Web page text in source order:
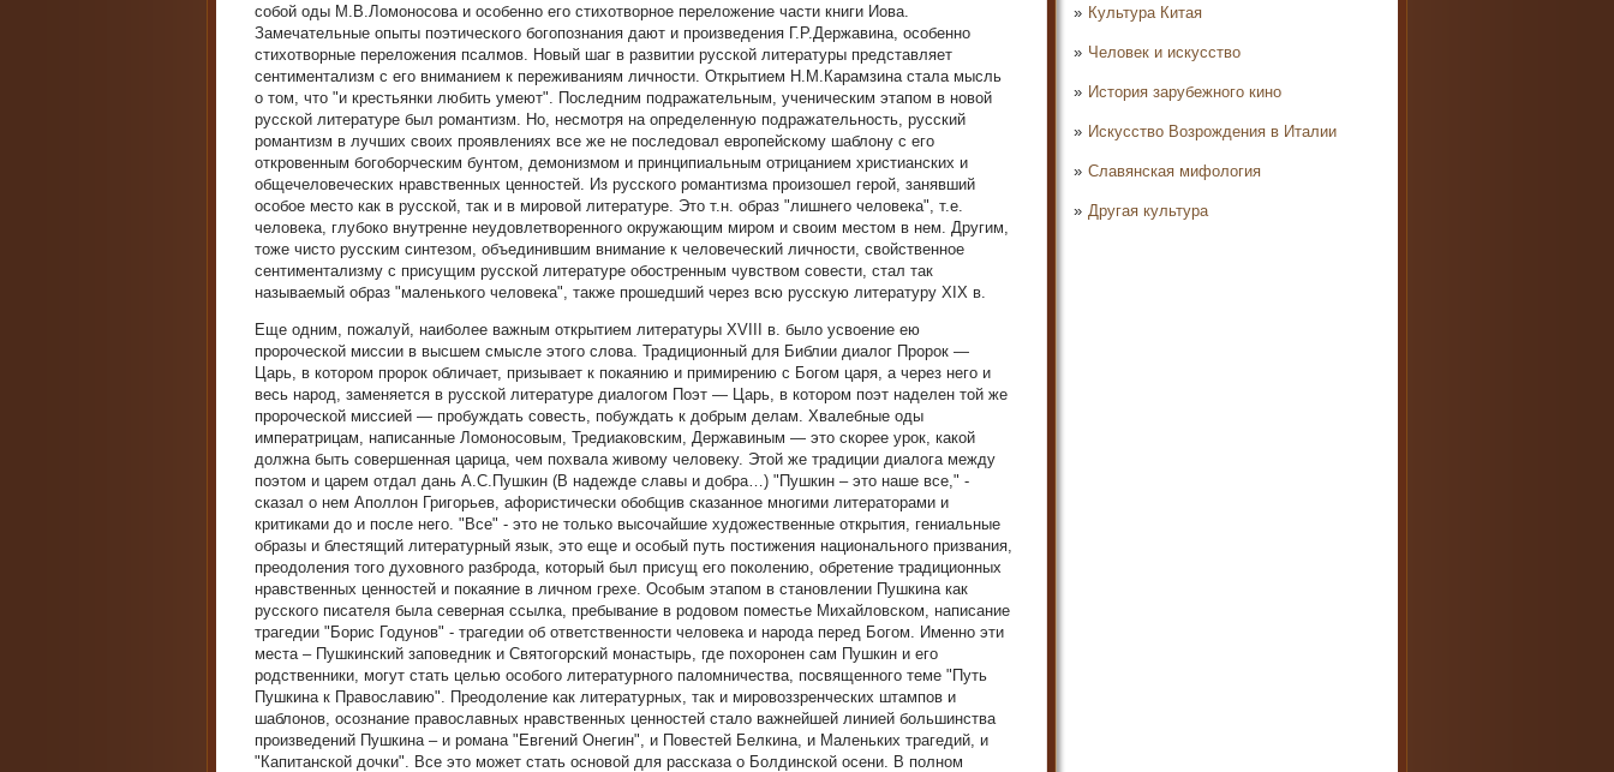
Культура Китая
Человек и искусство
История зарубежного кино
Искусство Возрождения в Италии
Славянская мифология
Другая культура
собой оды М.В.Ломоносова и особенно его стихотворное переложение части книги Иова.
Замечательные опыты поэтического богопознания дают и произведения Г.Р.Державина, особенно
стихотворные переложения псалмов. Новый шаг в развитии русской литературы представляет
сентиментализм с его вниманием к переживаниям личности. Открытием Н.М.Карамзина стала мысль
о том, что "и крестьянки любить умеют". Последним подражательным, ученическим этапом в новой
русской литературе был романтизм. Но, несмотря на определенную подражательность, русский
романтизм в лучших своих проявлениях все же не последовал европейскому шаблону с его
откровенным богоборческим бунтом, демонизмом и принципиальным отрицанием христианских и
общечеловеческих нравственных ценностей. Из русского романтизма произошел герой, занявший
особое место как в русской, так и в мировой литературе. Это т.н. образ "лишнего человека", т.е.
человека, глубоко внутренне неудовлетворенного окружающим миром и своим местом в нем. Другим,
тоже чисто русским синтезом, объединившим внимание к человеческий личности, свойственное
сентиментализму с присущим русской литературе обостренным чувством совести, стал так
называемый образ "маленького человека", также прошедший через всю русскую литературу XIX в.
Еще одним, пожалуй, наиболее важным открытием литературы XVIII в. было усвоение ею
пророческой миссии в высшем смысле этого слова. Традиционный для Библии диалог Пророк —
Царь, в котором пророк обличает, призывает к покаянию и примирению с Богом царя, а через него и
весь народ, заменяется в русской литературе диалогом Поэт — Царь, в котором поэт наделен той же
пророческой миссией — пробуждать совесть, побуждать к добрым делам. Хвалебные оды
императрицам, написанные Ломоносовым, Тредиаковским, Державиным — это скорее урок, какой
должна быть совершенная царица, чем похвала живому человеку. Этой же традиции диалога между
поэтом и царем отдал дань А.С.Пушкин (В надежде славы и добра…) "Пушкин – это наше все," -
сказал о нем Аполлон Григорьев, афористически обобщив сказанное многими литераторами и
критиками до и после него. "Все" - это не только высочайшие художественные открытия, гениальные
образы и блестящий литературный язык, это еще и особый путь постижения национального призвания,
преодоления того духовного разброда, который был присущ его поколению, обретение традиционных
нравственных ценностей и покаяние в личном грехе. Особым этапом в становлении Пушкина как
русского писателя была северная ссылка, пребывание в родовом поместье Михайловском, написание
трагедии "Борис Годунов" - трагедии об ответственности человека и народа перед Богом. Именно эти
места – Пушкинский заповедник и Святогорский монастырь, где похоронен сам Пушкин и его
родственники, могут стать целью особого литературного паломничества, посвященного теме "Путь
Пушкина к Православию". Преодоление как литературных, так и мировоззренческих штампов и
шаблонов, осознание православных нравственных ценностей стало важнейшей линией большинства
произведений Пушкина – и романа "Евгений Онегин", и Повестей Белкина, и Маленьких трагедий, и
"Капитанской дочки". Все это может стать основой для рассказа о Болдинской осени. В полном